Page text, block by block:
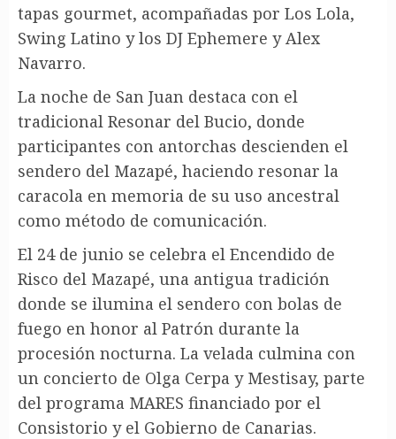
tapas gourmet, acompañadas por Los Lola,
Swing Latino y los DJ Ephemere y Alex
Navarro.
La noche de San Juan destaca con el
tradicional Resonar del Bucio, donde
participantes con antorchas descienden el
sendero del Mazapé, haciendo resonar la
caracola en memoria de su uso ancestral
como método de comunicación.
El 24 de junio se celebra el Encendido de
Risco del Mazapé, una antigua tradición
donde se ilumina el sendero con bolas de
fuego en honor al Patrón durante la
procesión nocturna. La velada culmina con
un concierto de Olga Cerpa y Mestisay, parte
del programa MARES financiado por el
Consistorio y el Gobierno de Canarias.